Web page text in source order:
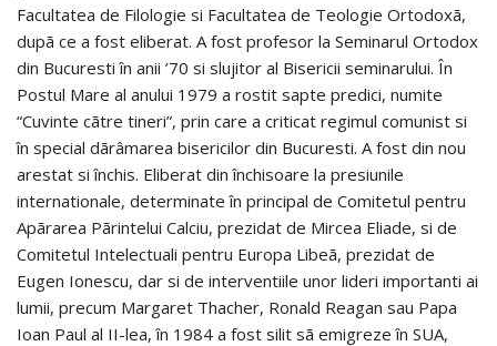
Facultatea de Filologie si Facultatea de Teologie Ortodoxã,
dupã ce a fost eliberat. A fost profesor la Seminarul Ortodox
din Bucuresti în anii ’70 si slujitor al Bisericii seminarului. În
Postul Mare al anului 1979 a rostit sapte predici, numite
“Cuvinte cãtre tineri”, prin care a criticat regimul comunist si
în special dãrâmarea bisericilor din Bucuresti. A fost din nou
arestat si închis. Eliberat din închisoare la presiunile
internationale, determinate în principal de Comitetul pentru
Apãrarea Pãrintelui Calciu, prezidat de Mircea Eliade, si de
Comitetul Intelectuali pentru Europa Libeã, prezidat de
Eugen Ionescu, dar si de interventiile unor lideri importanti ai
lumii, precum Margaret Thacher, Ronald Reagan sau Papa
Ioan Paul al II-lea, în 1984 a fost silit sã emigreze în SUA,